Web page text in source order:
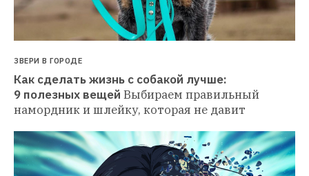
ЗВЕРИ В ГОРОДЕ
Как сделать жизнь с собакой лучше:
9 полезных вещей Выбираем правильный
намордник и шлейку, которая не давит